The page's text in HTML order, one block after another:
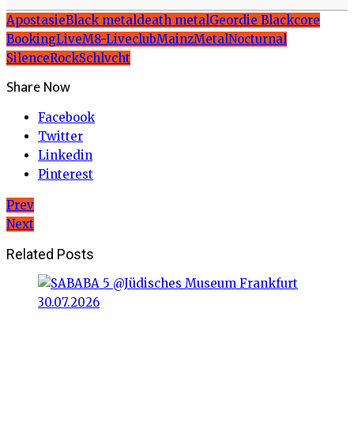
ApostasieBlack metaldeath metalGeordie Blackcore
BookingLiveM8-LiveclubMainzMetalNocturnal
SilenceRockSchlvcht
Share Now
Facebook
Twitter
Linkedin
Pinterest
Beitragsnavigation
Prev
Next
Related Posts